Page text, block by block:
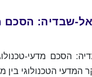
שבדיה: הסכם
הסכם מדעי-
המדעי הטכנולוגי